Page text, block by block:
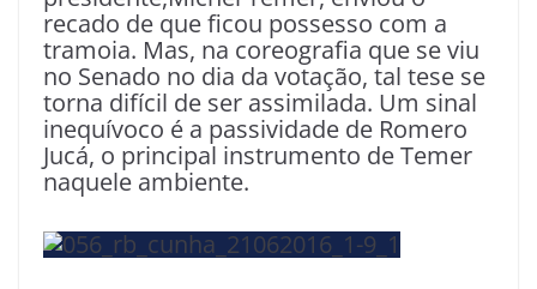
recado de que ficou possesso com a
tramoia. Mas, na coreografia que se viu
no Senado no dia da votação, tal tese se
torna difícil de ser assimilada. Um sinal
inequívoco é a passividade de Romero
Jucá, o principal instrumento de Temer
naquele ambiente.